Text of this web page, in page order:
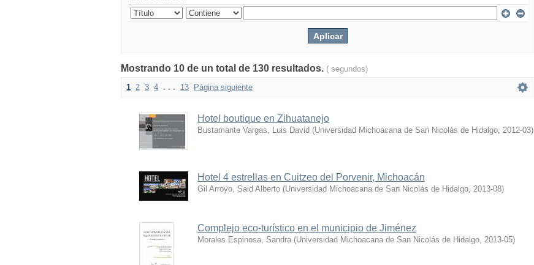
Mostrando 10 de un total de 130 resultados. ( segundos)
1 2 3 4 . . . 13 Página siguiente
Hotel boutique en Zihuatanejo
Bustamante Vargas, Luis David (Universidad Michoacana de San Nicolás de Hidalgo, 2012-03)
Hotel 4 estrellas en Cuitzeo del Porvenir, Michoacán
Gil Arroyo, Said Alberto (Universidad Michoacana de San Nicolás de Hidalgo, 2013-08)
Complejo eco-turístico en el municipio de Jiménez
Morales Espinosa, Sandra (Universidad Michoacana de San Nicolás de Hidalgo, 2013-05)